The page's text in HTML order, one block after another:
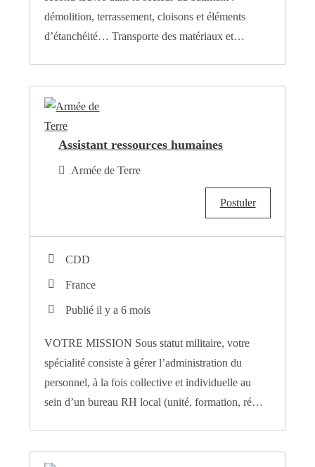
démolition, terrassement, cloisons et éléments
d’étanchéité… Transporte des matériaux et…
Assistant ressources humaines
Armée de Terre
Postuler
CDD
France
Publié il y a 6 mois
VOTRE MISSION Sous statut militaire, votre
spécialité consiste à gérer l’administration du
personnel, à la fois collective et individuelle au
sein d’un bureau RH local (unité, formation, ré…